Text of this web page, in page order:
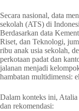
Secara nasional, data
sekolah (ATS) di
Berdasarkan data
Riset, dan Teknologi,
ribu anak usia sekolah,
perkotaan padat dan
jalanan menjadi
hambatan multidimensi:
Dalam konteks ini, Atalia
dan rekomendasi: